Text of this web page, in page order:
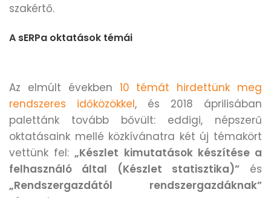
szakértő.
A sERPa oktatások témái
Az elmúlt években 10 témát hirdettünk meg
rendszeres időközökkel, és 2018 áprilisában
palettánk tovább bővült: eddigi, népszerű
oktatásaink mellé közkívánatra két új témakört
vettünk fel:„Készlet kimutatások készítése a
felhasználó által (Készlet statisztika)”és
„Rendszergazdától rendszergazdáknak”